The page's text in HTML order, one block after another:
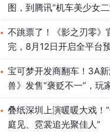
图，到腾讯“机车美少女二
不跳票了！《影之刃零》
完，8月12日开启全平台
宝可梦开发商翻车！3A
兽》发售“褒贬不一”，玩
叠纸深圳上演暖暖大戏！
庭见、霓裳追光聚佳人”